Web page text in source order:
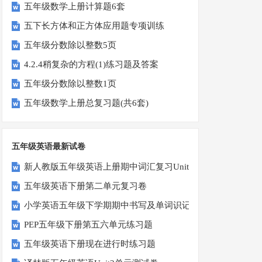
五年级数学上册计算题6套
五下长方体和正方体应用题专项训练
五年级分数除以整数5页
4.2.4稍复杂的方程(1)练习题及答案
五年级分数除以整数1页
五年级数学上册总复习题(共6套)
五年级英语最新试卷
新人教版五年级英语上册期中词汇复习Unit1-Unit3
五年级英语下册第二单元复习卷
小学英语五年级下学期期中书写及单词识记测试卷
PEP五年级下册第五六单元练习题
五年级英语下册现在进行时练习题